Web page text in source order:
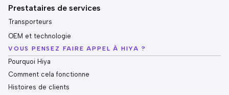
Prestataires de services
Transporteurs
OEM et technologie
VOUS PENSEZ FAIRE APPEL À HIYA ?
Pourquoi Hiya
Comment cela fonctionne
Histoires de clients